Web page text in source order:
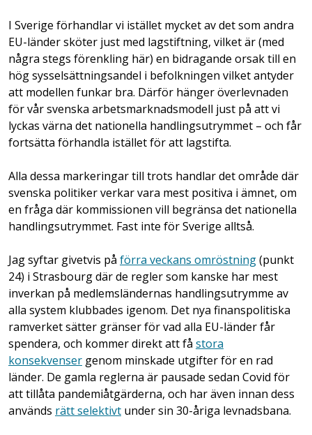
I Sverige förhandlar vi istället mycket av det som andra
EU-länder sköter just med lagstiftning, vilket är (med
några stegs förenkling här) en bidragande orsak till en
hög sysselsättningsandel i befolkningen vilket antyder
att modellen funkar bra. Därför hänger överlevnaden
för vår svenska arbetsmarknadsmodell just på att vi
lyckas värna det nationella handlingsutrymmet – och får
fortsätta förhandla istället för att lagstifta.
Alla dessa markeringar till trots handlar det område där
svenska politiker verkar vara mest positiva i ämnet, om
en fråga där kommissionen vill begränsa det nationella
handlingsutrymmet. Fast inte för Sverige alltså.
Jag syftar givetvis på förra veckans omröstning(punkt
24) i Strasbourg där de regler som kanske har mest
inverkan på medlemsländernas handlingsutrymme av
alla system klubbades igenom. Det nya finanspolitiska
ramverket sätter gränser för vad alla EU-länder får
spendera, och kommer direkt att få stora
konsekvenser genom minskade utgifter för en rad
länder. De gamla reglerna är pausade sedan Covid för
att tillåta pandemiåtgärderna, och har även innan dess
används rätt selektivt under sin 30-åriga levnadsbana.